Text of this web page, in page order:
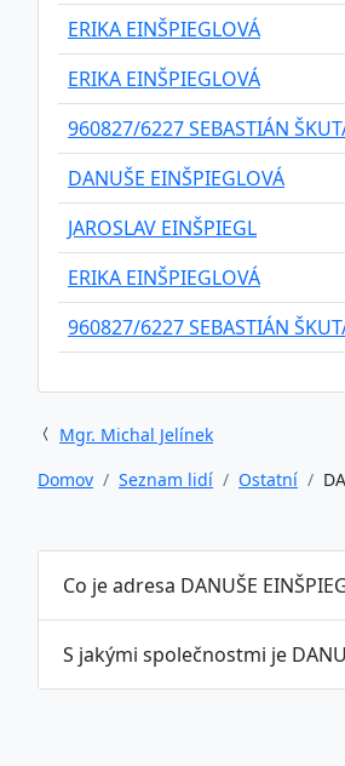
ERIKA EINŠPIEGLOVÁ
ERIKA EINŠPIEGLOVÁ
960827/6227 SEBASTIÁN
DANUŠE EINŠPIEGLOVÁ
JAROSLAV EINŠPIEGL
ERIKA EINŠPIEGLOVÁ
960827/6227 SEBASTIÁN
Mgr. Michal Jelínek
Domov
Seznam lidí Ostatní
Co je adresa DANUŠE
S jakými společnostmi je